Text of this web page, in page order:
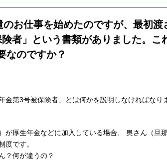
のお仕事を始めたのですが、最初渡
者」という書類がありました。こ
なのですか？
第3号被保険者」とは何かを説明しなければなり
が厚生年金などに加入している場合、 奥さん（旦
度です。
？何が違うの？